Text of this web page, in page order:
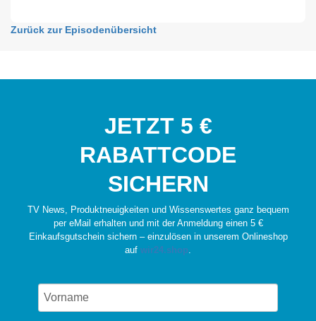
Zurück zur Episodenübersicht
JETZT 5 €
RABATTCODE
SICHERN
TV News, Produktneuigkeiten und Wissenswertes ganz bequem
per eMail erhalten und mit der Anmeldung einen 5 €
Einkaufsgutschein sichern – einzulösen in unserem Onlineshop
auf wir24.shop.